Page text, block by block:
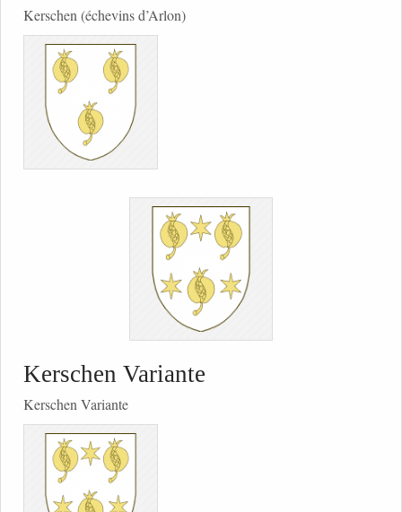
Kerschen (échevins d’Arlon)
Kerschen Variante
Kerschen Variante